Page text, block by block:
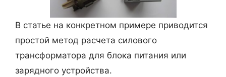
В статье на конкретном примере приводится
простой метод расчета силового
трансформатора для блока питания или
зарядного устройства.